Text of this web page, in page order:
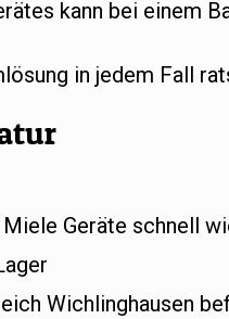
kann bei einem
in jedem Fall
Geräte schnell
Wichlinghausen